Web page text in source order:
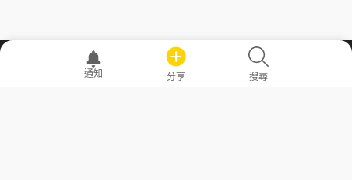
職場透明化運動
通知 分享 搜尋